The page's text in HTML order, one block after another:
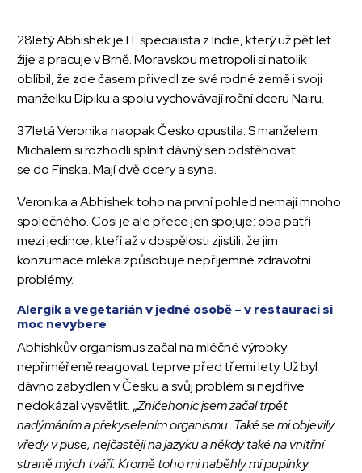
28letý Abhishek je IT specialista z Indie, který už pět let
žije a pracuje v Brně. Moravskou metropoli si natolik
oblíbil, že zde časem přivedl ze své rodné země i svoji
manželku Dipiku a spolu vychovávají roční dceru Nairu.
37letá Veronika naopak Česko opustila. S manželem
Michalem si rozhodli splnit dávný sen odstěhovat
se do Finska. Mají dvě dcery a syna.
Veronika a Abhishek toho na první pohled nemají mnoho
společného. Cosi je ale přece jen spojuje: oba patří
mezi jedince, kteří až v dospělosti zjistili, že jim
konzumace mléka způsobuje nepříjemné zdravotní
problémy.
Alergik a vegetarián v jedné osobě – v restauraci si
moc nevybere
Abhishkův organismus začal na mléčné výrobky
nepřiměřeně reagovat teprve před třemi lety. Už byl
dávno zabydlen v Česku a svůj problém si nejdříve
nedokázal vysvětlit. „Zničehonic jsem začal trpět
nadýmáním a překyselením organismu. Také se mi objevily
vředy v puse, nejčastěji na jazyku a někdy také na vnitřní
straně mých tváří. Kromě toho mi naběhly mi pupínky